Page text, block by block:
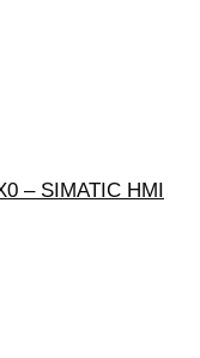
– SIMATIC HMI